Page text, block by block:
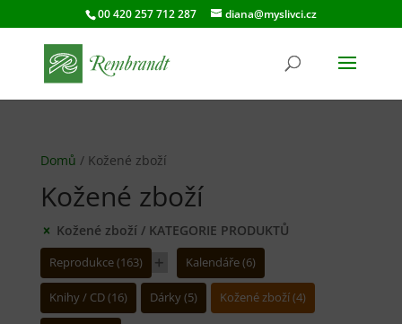
00 420 257 712 287 diana@myslivci.cz
Domů / Kožené zboží
Kožené zboží
Kožené zboží KATEGORIE PRODUKTŮ
Reprodukce 163 Kalendáře 6
Knihy / CD 16 Dárky 5 Kožené zboží 4